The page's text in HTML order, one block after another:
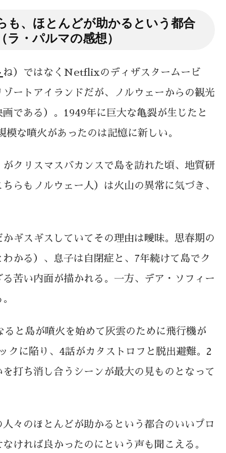
、ほとんどが助かるという都合
・パルマの感想）
ね）ではなくNetflixのディザスタームービ
ートアイランドだが、ノルウェーからの観光
である）。1949年に巨大な亀裂が生じたと
な噴火があったのは記憶に新しい。
クリスマスバカンスで島を訪れた頃、地質研
ちらもノルウェー人）は火山の異常に気づき、
ギスギスしていてその理由は曖昧。思春期の
かる）、息子は自閉症と、7年続けて島でク
苦い内面が描かれる。一方、デア・ソフィー
と島が噴火を始めて灰雲のために飛行機が
クに陥り、4話がカタストロフと脱出避難。2
打ち消し合うシーンが最大の見ものとなって
々のほとんどが助かるという都合のいいプロ
ければ良かったのにという声も聞こえる。